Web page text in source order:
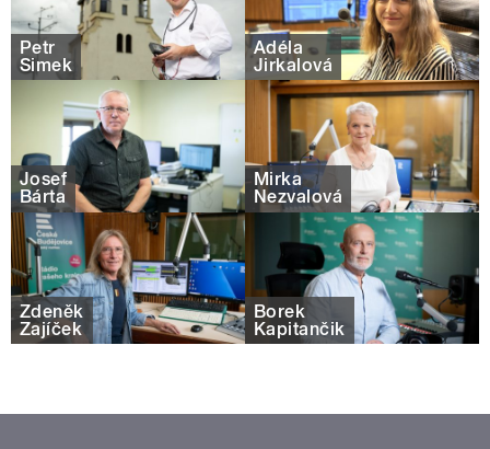
Petr
Šimek
Adéla
Jirkalová
Josef
Bárta
Mirka
Nezvalová
Zdeněk
Zajíček
Borek
Kapitančik